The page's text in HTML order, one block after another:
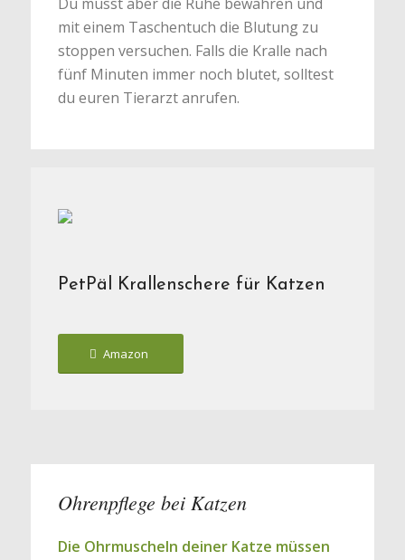
mit einem Taschentuch die Blutung zu
stoppen versuchen. Falls die Kralle nach
fünf Minuten immer noch blutet, solltest
du euren Tierarzt anrufen.
PetPäl Krallenschere für Katzen
Amazon
Ohrenpflege bei Katzen
Die Ohrmuscheln deiner Katze müssen